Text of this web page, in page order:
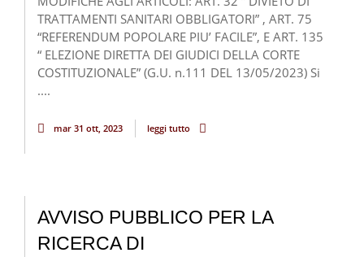
TRATTAMENTI SANITARI OBBLIGATORI” , ART. 75
“REFERENDUM POPOLARE PIU’ FACILE”, E ART. 135
“ ELEZIONE DIRETTA DEI GIUDICI DELLA CORTE
COSTITUZIONALE” (G.U. n.111 DEL 13/05/2023) Si
....
mar 31 ott, 2023 leggi tutto
AVVISO PUBBLICO PER LA
RICERCA DI